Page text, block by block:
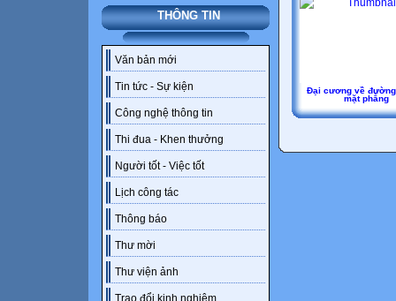
THÔNG TIN
Văn bản mới
Tin tức - Sự kiện
Công nghệ thông tin
Thi đua - Khen thưởng
Người tốt - Việc tốt
Lịch công tác
Thông báo
Thư mời
Thư viện ảnh
Trao đổi kinh nghiệm
Đại cương về
mặt phẳng